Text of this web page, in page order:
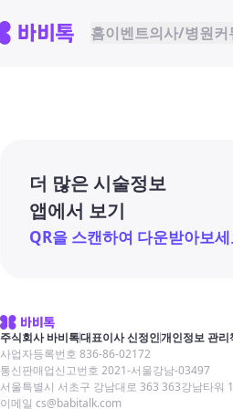
홈이벤트의사/병원커
더 많은 시술정보
앱에서 보기
QR을 스캔하여 다운받아보세
주식회사 바비톡대표이사 신정인개인정보 관리
사업자등록번호 836-86-02172
통신판매업신고번호 2021-서울강남-03497
서울특별시 서초구 강남대로 363 363강남타워
이메일 cs@babitalk.com